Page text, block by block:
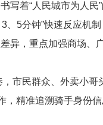
着“人民城市为人民”
3 5分钟”快速反应机
异，重点加强商场
，市民群众、外卖小
，精准追溯骑手身